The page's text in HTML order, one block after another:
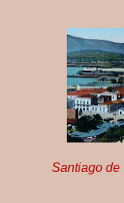
Santiago de